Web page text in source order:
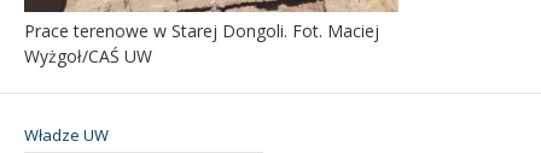
Prace terenowe w Starej Dongoli. Fot. Maciej
Wyżgoł/CAŚ UW
Władze UW